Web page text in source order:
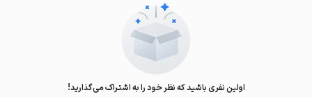
اولین نفری باشید که نظر خود را به اشتراک می‌گذارید!